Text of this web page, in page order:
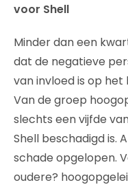
voor Shell
Minder dan een
dat de negatieve
van invloed is op het
Van de groep
slechts een vijfde
Shell beschadigd is.
schade opgelopen.
oudere?